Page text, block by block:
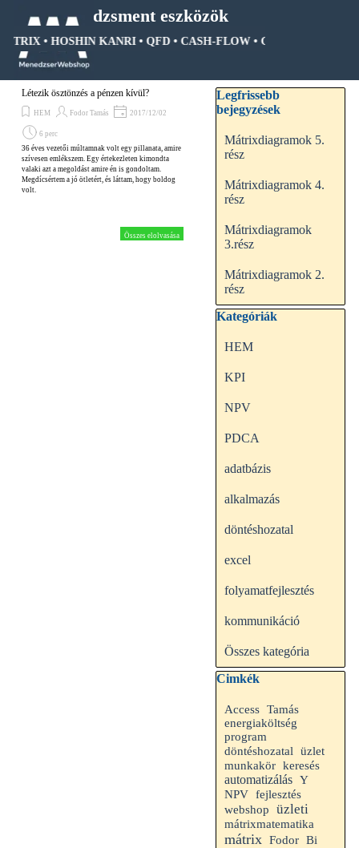
Menedzsment eszközök
• HOSHIN KANRI • QFD • CASH-FLOW • GANTT DIAGRAM
Ugrás a menüre
Létezik ösztönzés a pénzen kívül?
HEM Fodor Tamás 2017/12/02
6 perc
36 éves vezetői múltamnak volt egy pillanata, amire
szívesen emlékszem. Egy értekezleten kimondta
valaki azt a megoldást amire én is gondoltam.
Megdícsértem a jó ötletért, és láttam, hogy boldog
volt.
Összes elolvasása
Kihagy blokk Legfrissebb
Legfrissebb
bejegyzések
Mátrixdiagramok 5.
rész
Mátrixdiagramok 4.
rész
Mátrixdiagramok
3.rész
Mátrixdiagramok 2.
rész
Kihagy blokk Kategóriák
Kategóriák
HEM
KPI
NPV
PDCA
adatbázis
alkalmazás
döntéshozatal
excel
folyamatfejlesztés
kommunikáció
Összes kategória
Kihagy blokk Cimkék
Cimkék
Access Tamás
energiaköltség
program
döntéshozatal
üzlet
munkakör keresés
automatizálás Y
NPV fejlesztés
webshop üzleti
mátrixmatematika
mátrix Fodor Bi